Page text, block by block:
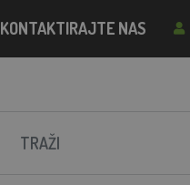
KONTAKTIRAJTE NAS